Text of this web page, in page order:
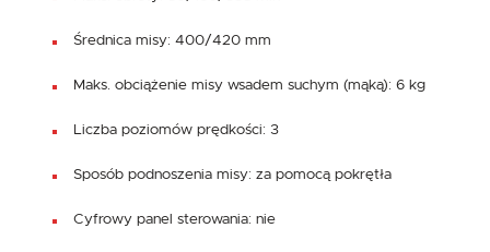
Średnica misy: 400/420 mm
Maks. obciążenie misy wsadem suchym (mąką): 6 kg
Liczba poziomów prędkości: 3
Sposób podnoszenia misy: za pomocą pokrętła
Cyfrowy panel sterowania: nie